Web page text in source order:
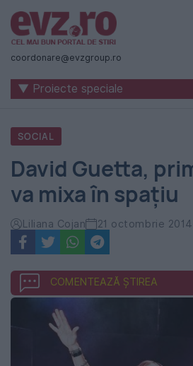
Știri
naționale
internaționale
România
-
Evenimentul
Zilei
coordonare@evzgroup.ro
▼ Proiecte speciale
SOCIAL
David Guetta,
va mixa în spațiu
Liliana Cojan 21 octombrie
COMENTEAZĂ ȘTIREA